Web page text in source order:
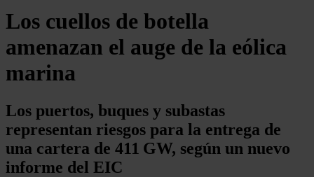
Los cuellos de botella
amenazan el auge de la eólica
marina
Los puertos, buques y subastas
representan riesgos para la entrega de
una cartera de 411 GW, según un nuevo
informe del EIC